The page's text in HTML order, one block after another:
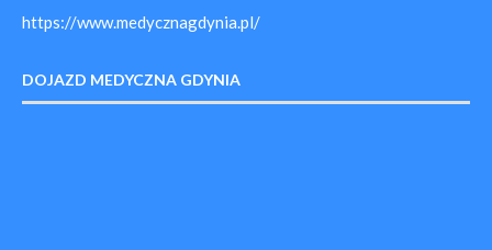
https://www.medycznagdynia.pl/
DOJAZD MEDYCZNA GDYNIA